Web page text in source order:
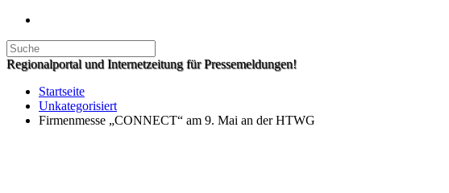
Regionalportal und Internetzeitung für Pressemeldungen!
Startseite
Unkategorisiert
Firmenmesse „CONNECT“ am 9. Mai an der HTWG